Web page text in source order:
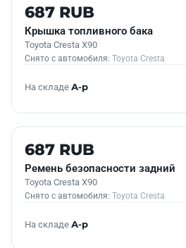
Б/У В НАЛИЧИИ
687 RUB
Крышка топливного бака
Toyota Cresta X90
Снято с автомобиля: Toyota Cresta
На складе А-р
Б/У В НАЛИЧИИ
687 RUB
Ремень безопасности задний
Toyota Cresta X90
Снято с автомобиля: Toyota Cresta
На складе А-р